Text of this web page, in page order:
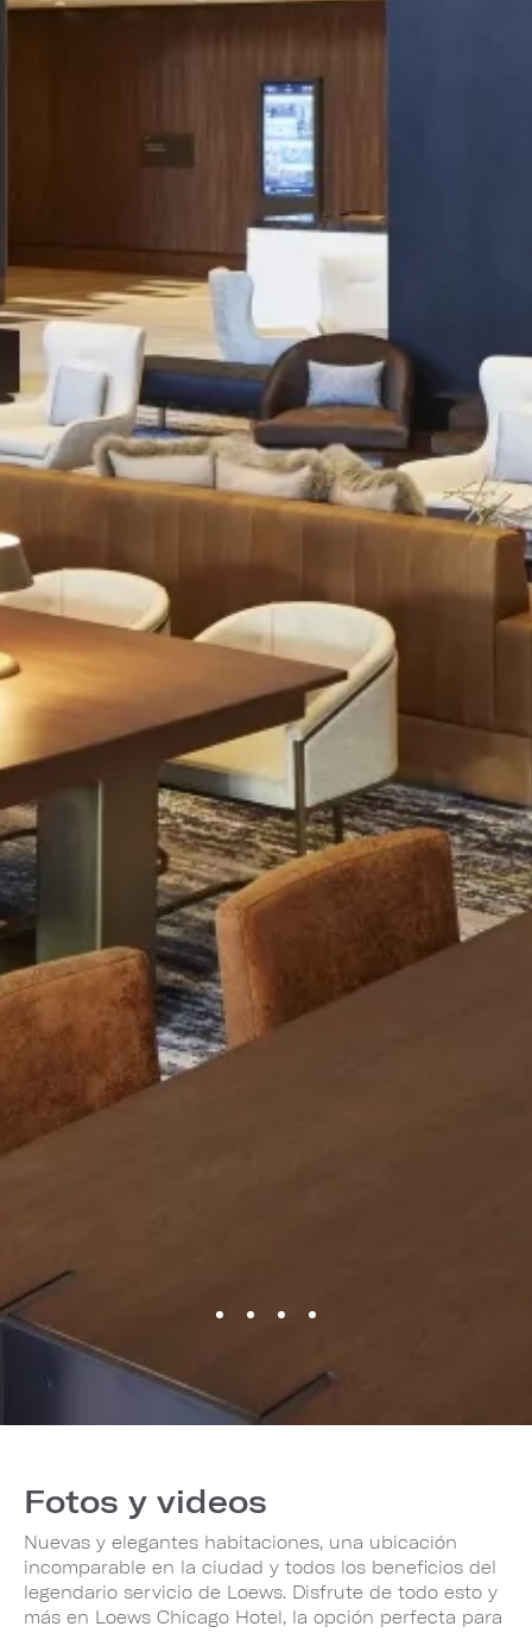
Fotos y videos
Nuevas y elegantes habitaciones, una ubicación
incomparable en la ciudad y todos los beneficios del
legendario servicio de Loews. Disfrute de todo esto y
más en Loews Chicago Hotel, la opción perfecta para